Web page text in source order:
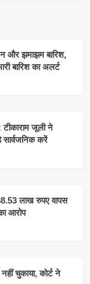
और झमाझम बारिश,
बारिश का अलर्ट
जूली ने
करें
लाख रुपए वापस
आरोप
चुकाया, कोर्ट ने